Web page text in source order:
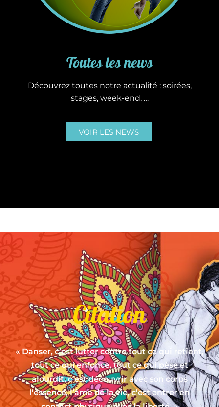
Toutes les news
Découvrez toutes notre actualité : soirées,
stages, week-end, …
VOIR LES NEWS
Citation
« Danser, c’est lutter contre tout ce qui retient,
tout ce qui enfonce, tout ce qui pèse et
alourdit, c’est découvrir avec son corps
l’essence, l’âme de la vie, c’est entrer en